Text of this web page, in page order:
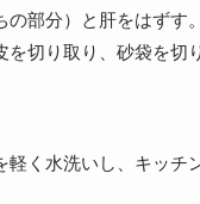
の部分）と肝をはずす。
を切り取り、砂袋を切
軽く水洗いし、キッチ